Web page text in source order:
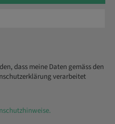
dass meine Daten gemäss den
verarbeitet